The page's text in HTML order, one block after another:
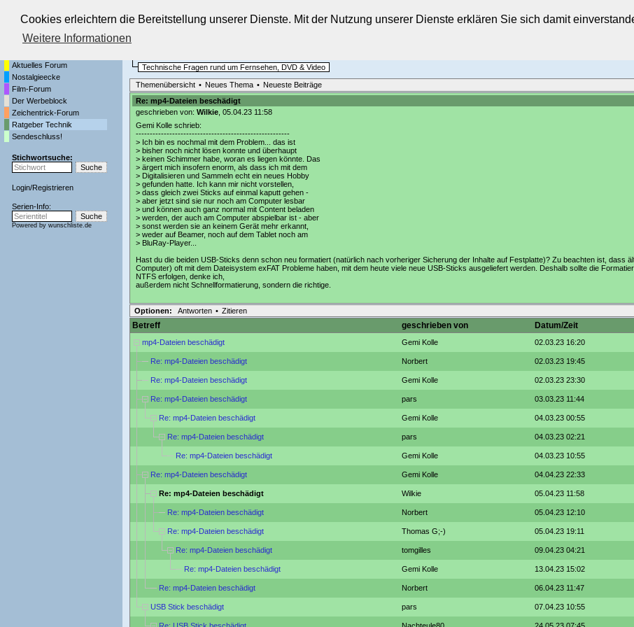
Cookies erleichtern die Bereitstellung unserer Dienste. Mit der Nutzung unserer Dienste erklären Sie sich damit
Weitere Informationen
Die Fernseh-Diskussionsforen von
Aktuelles Forum
Nostalgieecke
Film-Forum
Der Werbeblock
Zeichentrick-Forum
Ratgeber Technik
Sendeschluss!
Stichwortsuche:
Login/Registrieren
Serien-Info:
Powered by wunschliste.de
Technische Fragen rund um Fernsehen, DVD & Video
Themenübersicht • Neues Thema • Neueste Beiträge
Re: mp4-Dateien beschädigt
geschrieben von: Wilkie, 05.04.23 11:58
Gemi Kolle schrieb:
-------------------------------------------------------
> Ich bin es nochmal mit dem Problem... das ist
> bisher noch nicht lösen konnte und überhaupt
> keinen Schimmer habe, woran es liegen könnte. Das
> ärgert mich insofern enorm, als dass ich mit dem
> Digitalisieren und Sammeln echt ein neues Hobby
> gefunden hatte. Ich kann mir nicht vorstellen,
> dass gleich zwei Sticks auf einmal kaputt gehen -
> aber jetzt sind sie nur noch am Computer lesbar
> und können auch ganz normal mit Content beladen
> werden, der auch am Computer abspielbar ist - aber
> sonst werden sie an keinem Gerät mehr erkannt,
> weder auf Beamer, noch auf dem Tablet noch am
> BluRay-Player...
Hast du die beiden USB-Sticks denn schon neu formatiert (natürlich nach vorheriger Sicherung der Inhalte auf Festplatte)? Zu beachten ist, dass
Computer) oft mit dem Dateisystem exFAT Probleme haben, mit dem heute viele neue USB-Sticks ausgeliefert werden. Deshalb sollte die
NTFS erfolgen, denke ich,
außerdem nicht Schnellformatierung, sondern die richtige.
Optionen: Antworten • Zitieren
Betreff geschrieben von Datum/Zeit
mp4-Dateien beschädigt Gemi Kolle 02.03.23 16:20
Re: mp4-Dateien beschädigt Norbert 02.03.23 19:45
Re: mp4-Dateien beschädigt Gemi Kolle 02.03.23 23:30
Re: mp4-Dateien beschädigt pars 03.03.23 11:44
Re: mp4-Dateien beschädigt Gemi Kolle 04.03.23 00:55
Re: mp4-Dateien beschädigt pars 04.03.23 02:21
Re: mp4-Dateien beschädigt Gemi Kolle 04.03.23 10:55
Re: mp4-Dateien beschädigt Gemi Kolle 04.04.23 22:33
Re: mp4-Dateien beschädigt Wilkie 05.04.23 11:58
Re: mp4-Dateien beschädigt Norbert 05.04.23 12:10
Re: mp4-Dateien beschädigt Thomas G;-) 05.04.23 19:11
Re: mp4-Dateien beschädigt tomgilles 09.04.23 04:21
Re: mp4-Dateien beschädigt Gemi Kolle 13.04.23 15:02
Re: mp4-Dateien beschädigt Norbert 06.04.23 11:47
USB Stick beschädigt pars 07.04.23 10:55